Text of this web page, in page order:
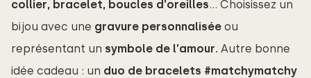
collier, bracelet, boucles d’oreilles… Choisissez un
bijou avec une gravure personnalisée ou
représentant un symbole de l’amour. Autre bonne
idée cadeau : un duo de bracelets #matchymatchy